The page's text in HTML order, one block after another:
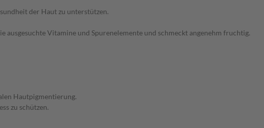
der Haut zu unterstützen.
Vitamine und Spurenelemente und schmeckt angenehm fruchtig.
Hautpigmentierung.
zu schützen.